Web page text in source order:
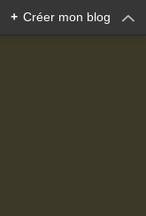
+ Créer mon blog